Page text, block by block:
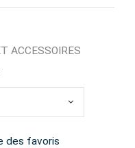
ACCESSOIRES
des favoris